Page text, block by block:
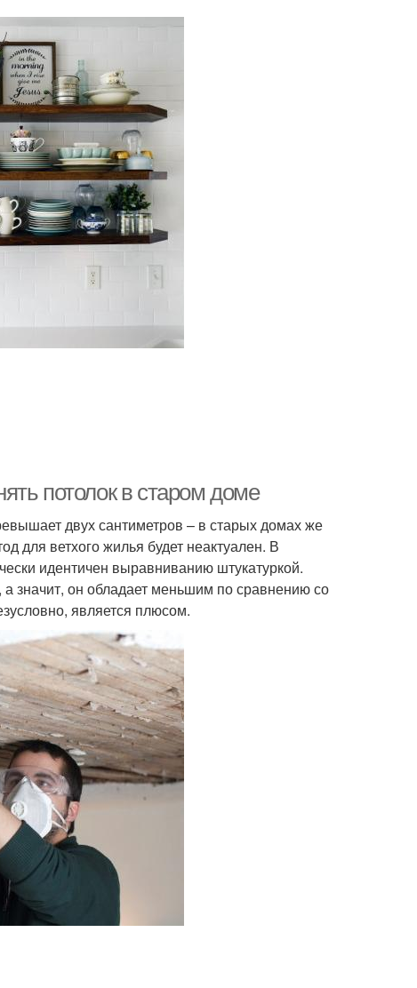
потолок в старом доме
двух сантиметров – в старых домах же
для ветхого жилья будет неактуален. В
идентичен выравниванию штукатуркой.
значит, он обладает меньшим по сравнению со
является плюсом.